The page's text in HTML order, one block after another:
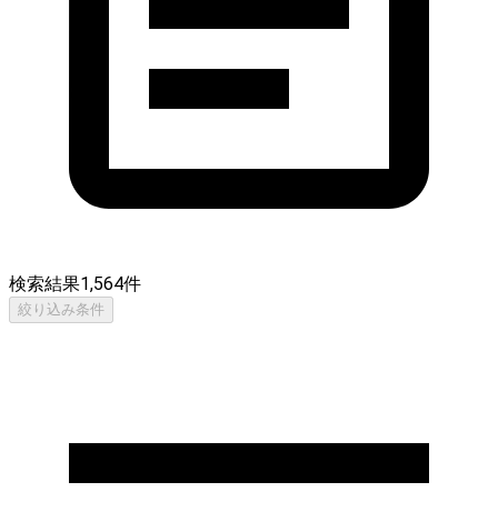
検索結果1,564件
絞り込み条件